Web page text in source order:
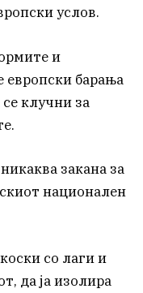
услов.
и
барања
клучни за
закана за
национален
со лаги и
да ја изолира